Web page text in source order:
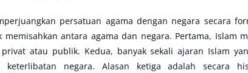
persatuan agama dengan negara secara
memisahkan antara agama dan negara. Pertama, Islam
atau publik. Kedua, banyak sekali ajaran Islam
keterlibatan negara. Alasan ketiga adalah secara